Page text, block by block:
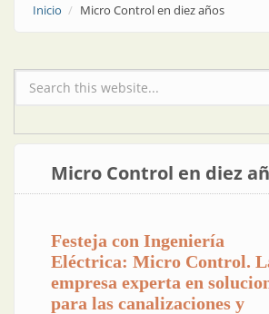
Inicio Micro Control en diez años
Formulario de búsqueda
Micro Control en diez
Festeja con Ingeniería
Eléctrica: Micro Control.
empresa experta en
para las canalizaciones y